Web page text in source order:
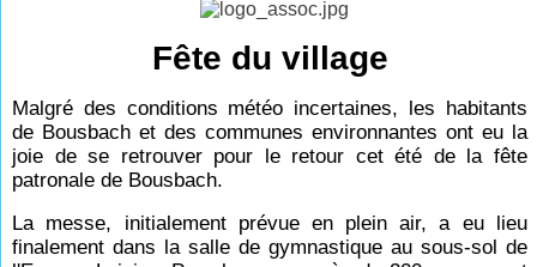
Fête du village
Malgré des conditions météo incertaines, les habitants
de Bousbach et des communes environnantes ont eu la
joie de se retrouver pour le retour cet été de la fête
patronale de Bousbach.
La messe, initialement prévue en plein air, a eu lieu
finalement dans la salle de gymnastique au sous-sol de